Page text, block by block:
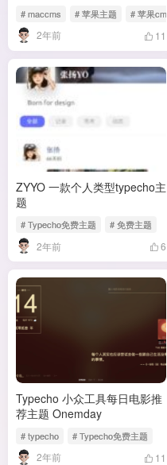
# maccms # 苹果主题 # 苹果cms
2年前 11
ZYYO 一款个人类型typecho主
题
# Typecho免费主题 # 免费主题
2年前 6
Typecho 小众工具每日电影推
荐主题 Onemday
# typecho # Typecho免费主题
2年前 11